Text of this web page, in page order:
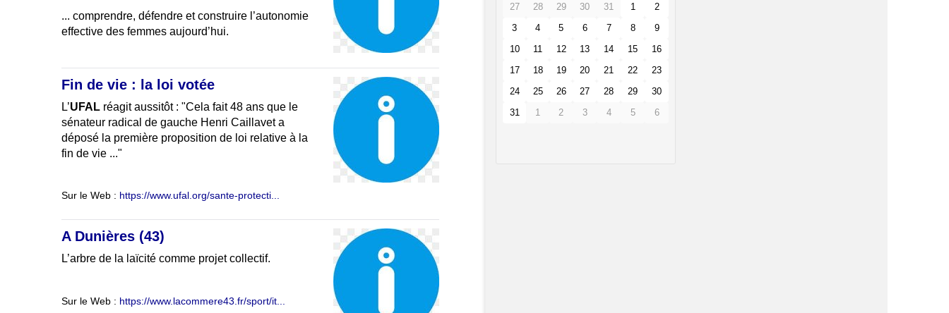
... comprendre, défendre et construire l’autonomie
effective des femmes aujourd’hui.
Fin de vie : la loi votée
L’UFAL réagit aussitôt : "Cela fait 48 ans que le
sénateur radical de gauche Henri Caillavet a
déposé la première proposition de loi relative à la
fin de vie ..."
Sur le Web : https://www.ufal.org/sante-protecti...
A Dunières (43)
L’arbre de la laïcité comme projet collectif.
Sur le Web : https://www.lacommere43.fr/sport/it...
27
28 29 30 31 1
2
3
4 5 6 7 8
9
10
11 12 13 14 15
16
17
18 19 20 21 22
23
24
25 26 27 28 29
30
31
1 2 3 4 5 6